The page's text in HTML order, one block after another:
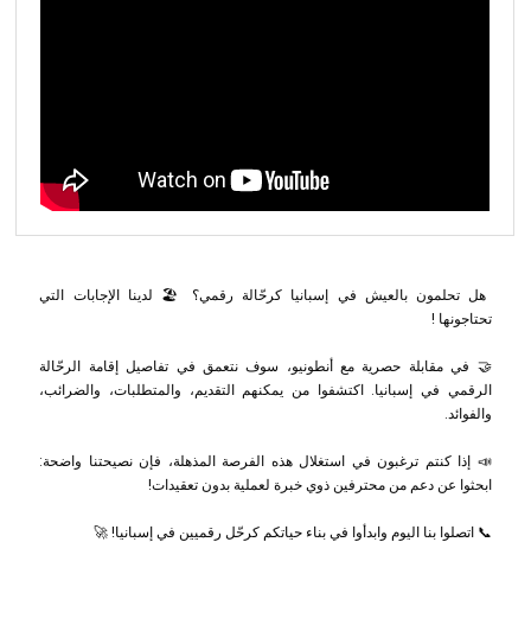
هل تحلمون بالعيش في إسبانيا كرحّالة رقمي؟ 🏖️ لدينا الإجابات التي
تحتاجونها !
🤝 في مقابلة حصرية مع أنطونيو، سوف نتعمق في تفاصيل إقامة الرحّالة
الرقمي في إسبانيا. اكتشفوا من يمكنهم التقديم، والمتطلبات، والضرائب،
والفوائد.
📣 إذا كنتم ترغبون في استغلال هذه الفرصة المذهلة، فإن نصيحتنا واضحة:
ابحثوا عن دعم من محترفين ذوي خبرة لعملية بدون تعقيدات!
📞 اتصلوا بنا اليوم وابدأوا في بناء حياتكم كرحّل رقميين في إسبانيا! 🚀